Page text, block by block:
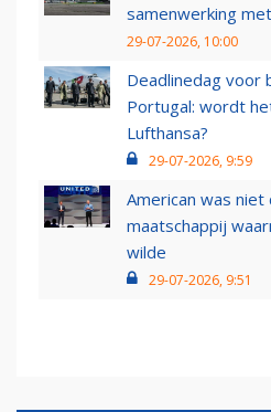
samenwerking
29-07-2026, 10:00
Deadlinedag voor
Portugal: wordt
Lufthansa?
29-07-2026, 9:59
American was niet
maatschappij
wilde
29-07-2026, 9:51